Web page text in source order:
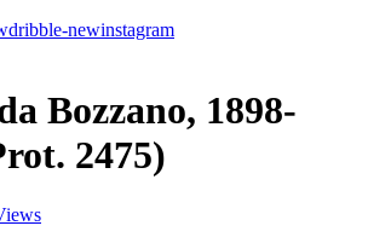
dribble-newinstagram
Bozzano, 1898-
2475)